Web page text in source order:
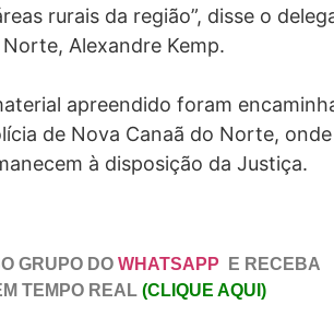
rurais da região”, disse o
Alexandre Kemp.
apreendido foram
de Nova Canaã do Norte,
à disposição da Justiça.
GRUPO DO WHATSAPP
E RECEBA
TEMPO REAL (CLIQUE AQUI)